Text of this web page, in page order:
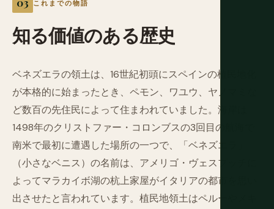
これまでの物語
知る価値のある歴史
ベネズエラの領土は、16世紀初頭にスペインの植民地化
が本格的に始まったとき、ペモン、ワユウ、ヤノマミな
ど数百の先住民によって住まわれていました。海岸は
1498年のクリストファー・コロンブスの3回目の航海で
南米で最初に遭遇した場所の一つで、「ベネズエラ」
（小さなベニス）の名前は、アメリゴ・ヴェスプッチに
よってマラカイボ湖の杭上家屋がイタリアの都市を思い
出させたと言われています。植民地領土はペルーやメキ